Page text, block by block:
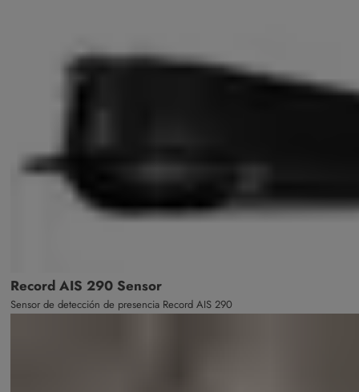
Record AIS 290 Sensor
Sensor de detección de presencia Record AIS 290